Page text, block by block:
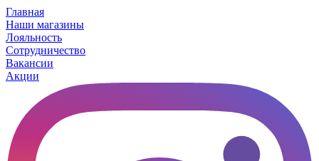
Главная
Наши магазины
Лояльность
Сотрудничество
Вакансии
Акции